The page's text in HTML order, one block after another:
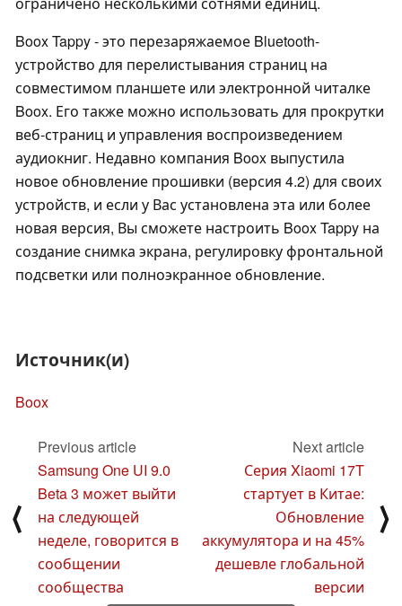
Boox Tappy - это перезаряжаемое Bluetooth-
устройство для перелистывания страниц на
совместимом планшете или электронной читалке
Boox. Его также можно использовать для прокрутки
веб-страниц и управления воспроизведением
аудиокниг. Недавно компания Boox выпустила
новое обновление прошивки (версия 4.2) для своих
устройств, и если у Вас установлена эта или более
новая версия, Вы сможете настроить Boox Tappy на
создание снимка экрана, регулировку фронтальной
подсветки или полноэкранное обновление.
Источник(и)
Boox
⟨
Previous article
Samsung One UI 9.0
Beta 3 может выйти
на следующей
неделе, говорится в
сообщении
сообщества
Next article
Серия Xiaomi 17T
стартует в Китае:
Обновление
аккумулятора и на 45%
дешевле глобальной
версии
⟩